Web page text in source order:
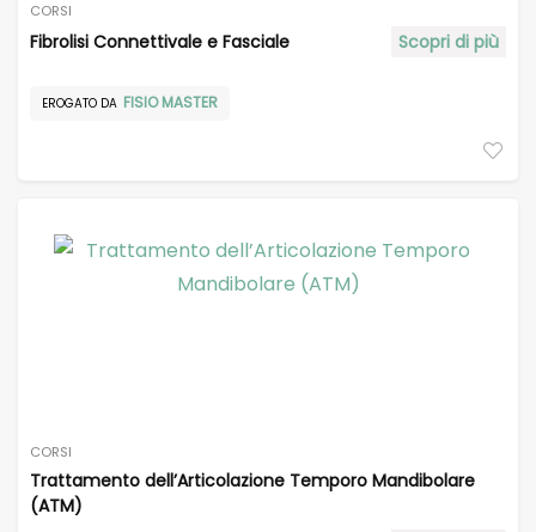
CORSI
Fibrolisi Connettivale e Fasciale Scopri di più
EROGATO DA FISIO MASTER
CORSI
Trattamento dell’Articolazione Temporo Mandibolare
(ATM)